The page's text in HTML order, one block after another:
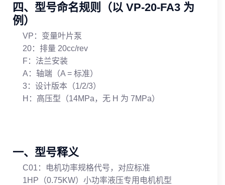
四、型号命名规则（以 VP‑20‑FA3 为
例）
VP：变量叶片泵
20：排量 20cc/rev
F：法兰安装
A：轴端（A = 标准）
3：设计版本（1/2/3）
H：高压型（14MPa，无 H 为 7MPa）
一、型号释义
C01：电机功率规格代号，对应标准
1HP（0.75KW）小功率液压专用电机机型